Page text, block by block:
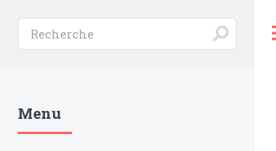
Menu